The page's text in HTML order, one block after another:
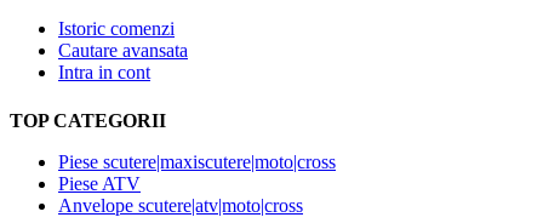
Istoric comenzi
Cautare avansata
Intra in cont
TOP CATEGORII
Piese scutere|maxiscutere|moto|cross
Piese ATV
Anvelope scutere|atv|moto|cross